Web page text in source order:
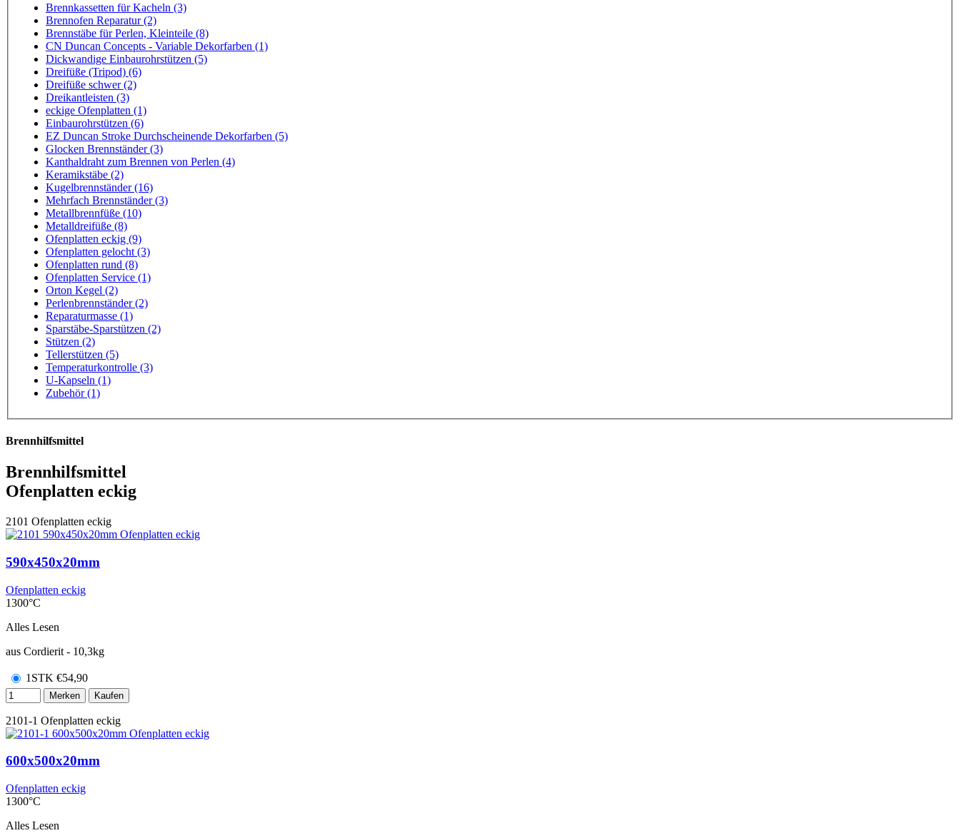
Brennkassetten für Kacheln (3)
Brennofen Reparatur (2)
Brennstäbe für Perlen, Kleinteile (8)
CN Duncan Concepts - Variable Dekorfarben (1)
Dickwandige Einbaurohrstützen (5)
Dreifüße (Tripod) (6)
Dreifüße schwer (2)
Dreikantleisten (3)
eckige Ofenplatten (1)
Einbaurohrstützen (6)
EZ Duncan Stroke Durchscheinende Dekorfarben (5)
Glocken Brennständer (3)
Kanthaldraht zum Brennen von Perlen (4)
Keramikstäbe (2)
Kugelbrennständer (16)
Mehrfach Brennständer (3)
Metallbrennfüße (10)
Metalldreifüße (8)
Ofenplatten eckig (9)
Ofenplatten gelocht (3)
Ofenplatten rund (8)
Ofenplatten Service (1)
Orton Kegel (2)
Perlenbrennständer (2)
Reparaturmasse (1)
Sparstäbe-Sparstützen (2)
Stützen (2)
Tellerstützen (5)
Temperaturkontrolle (3)
U-Kapseln (1)
Zubehör (1)
Brennhilfsmittel
Brennhilfsmittel
Ofenplatten eckig
2101 Ofenplatten eckig
590x450x20mm
Ofenplatten eckig
1300°C
Alles Lesen
aus Cordierit - 10,3kg
1STK €54,90
Merken Kaufen
2101-1 Ofenplatten eckig
600x500x20mm
Ofenplatten eckig
1300°C
Alles Lesen